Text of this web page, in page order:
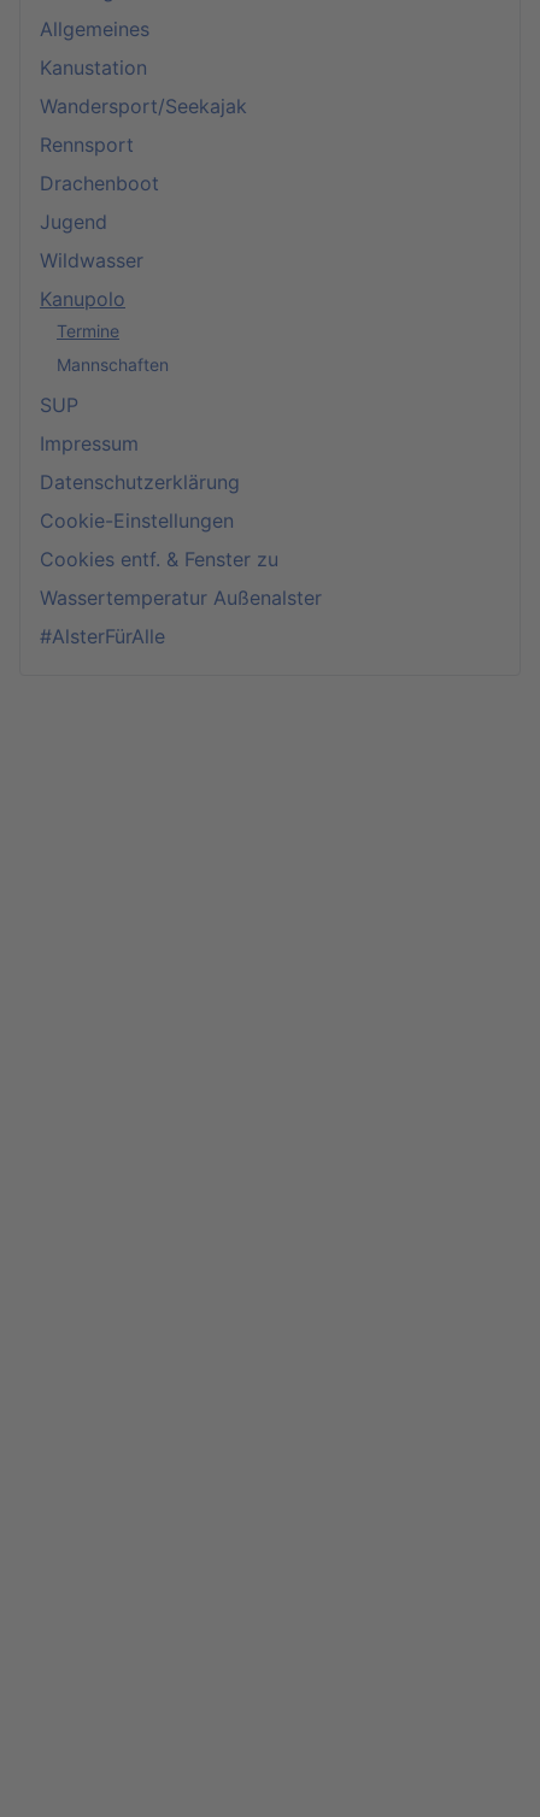
Allgemeines
Kanustation
Wandersport/Seekajak
Rennsport
Drachenboot
Jugend
Wildwasser
Kanupolo
Termine
Mannschaften
SUP
Impressum
Datenschutzerklärung
Cookie-Einstellungen
Cookies entf. & Fenster zu
Wassertemperatur Außenalster
#AlsterFürAlle